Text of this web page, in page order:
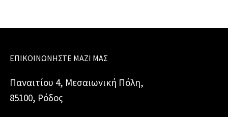
ΕΠΙΚΟΙΝΩΝΉΣΤΕ ΜΑΖΊ ΜΑΣ
Παναιτίου 4, Μεσαιωνική Πόλη,
85100, Ρόδος